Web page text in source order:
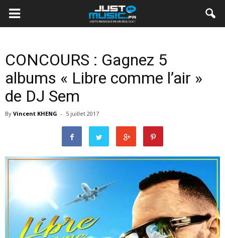
CONCOURS : Gagnez 5
albums « Libre comme l’air »
de DJ Sem
By Vincent KHENG - 5 juillet 2017